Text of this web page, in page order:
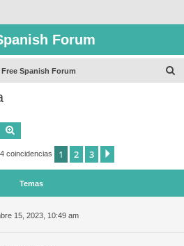
Forum
Free Spanish Forum
Buscar
coincidencias 1 2 3
Temas
15, 2023, 10:49 am